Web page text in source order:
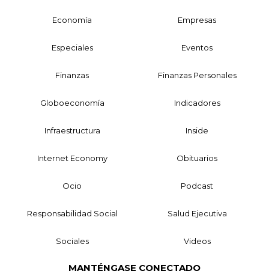
Economía Empresas
Especiales Eventos
Finanzas Finanzas Personales
Globoeconomía Indicadores
Infraestructura Inside
Internet Economy Obituarios
Ocio Podcast
Responsabilidad Social Salud Ejecutiva
Sociales Videos
MANTÉNGASE CONECTADO